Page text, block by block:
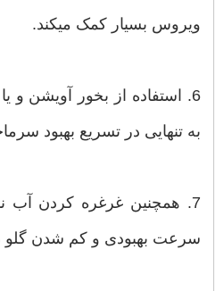
ویروس بسیار کمک میکند.
6. استفاده از بخور آویشن و
به تنهایی در تسریع بهبود
7. همچنین غرغره کردن
سرعت بهبودی و کم شدن گلو